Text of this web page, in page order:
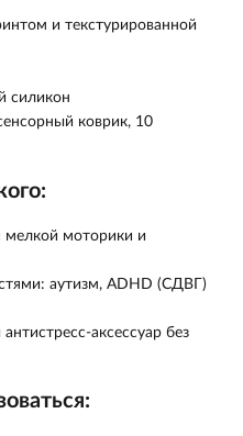
и текстурированной
силикон
коврик, 10
мелкой моторики и
аутизм, ADHD (СДВГ)
аксессуар без